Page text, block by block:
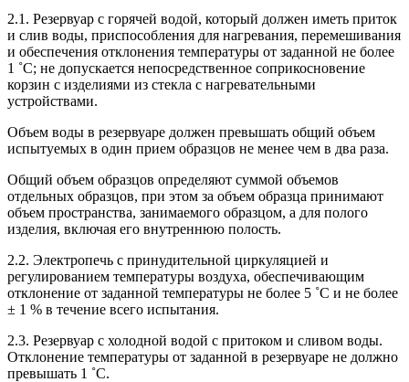
2.1. Резервуар с горячей водой, который должен иметь приток
и слив воды, приспособления для нагревания, перемешивания
и обеспечения отклонения температуры от заданной не более
1 ˚С; не допускается непосредственное соприкосновение
корзин с изделиями из стекла с нагревательными
устройствами.
Объем воды в резервуаре должен превышать общий объем
испытуемых в один прием образцов не менее чем в два раза.
Общий объем образцов определяют суммой объемов
отдельных образцов, при этом за объем образца принимают
объем пространства, занимаемого образцом, а для полого
изделия, включая его внутреннюю полость.
2.2. Электропечь с принудительной циркуляцией и
регулированием температуры воздуха, обеспечивающим
отклонение от заданной температуры не более 5 ˚С и не более
± 1 % в течение всего испытания.
2.3. Резервуар с холодной водой с притоком и сливом воды.
Отклонение температуры от заданной в резервуаре не должно
превышать 1 ˚С.